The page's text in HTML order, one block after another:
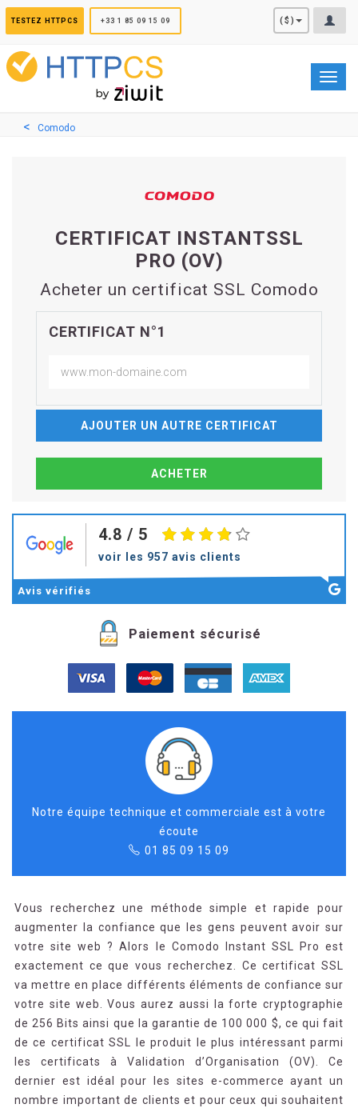
TESTEZ HTTPCS +33 1 85 09 15 09 ($)
Comodo
CERTIFICAT INSTANTSSL
PRO (OV)
Acheter un certificat SSL Comodo
CERTIFICAT N°1
AJOUTER UN AUTRE CERTIFICAT
4.8 / 5
voir les 957 avis clients
Avis vérifiés
Paiement sécurisé
Notre équipe technique et commerciale est à votre
écoute
01 85 09 15 09
Vous recherchez une méthode simple et rapide pour
augmenter la confiance que les gens peuvent avoir sur
votre site web ? Alors le Comodo Instant SSL Pro est
exactement ce que vous recherchez. Ce certificat SSL
va mettre en place différents éléments de confiance sur
votre site web. Vous aurez aussi la forte cryptographie
de 256 Bits ainsi que la garantie de 100 000 $, ce qui fait
de ce certificat SSL le produit le plus intéressant parmi
les certificats à Validation d’Organisation (OV). Ce
dernier est idéal pour les sites e-commerce ayant un
nombre important de clients et pour ceux qui souhaitent
Panneau de gestion des cookies